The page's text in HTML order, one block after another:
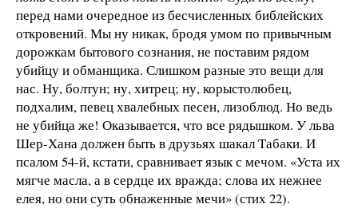
перед нами очередное из бесчисленных библейских
откровений. Мы ну никак, бродя умом по привычным
дорожкам бытового сознания, не поставим рядом
убийцу и обманщика. Слишком разные это вещи для
нас. Ну, болтун; ну, хитрец; ну, корыстолюбец,
подхалим, певец хвалебных песен, лизоблюд. Но ведь
не убийца же! Оказывается, что все рядышком. У льва
Шер-Хана должен быть в друзьях шакал Табаки. И
псалом 54-й, кстати, сравнивает язык с мечом. «Уста их
мягче масла, а в сердце их вражда; слова их нежнее
елея, но они суть обнаженные мечи» (стих 22).